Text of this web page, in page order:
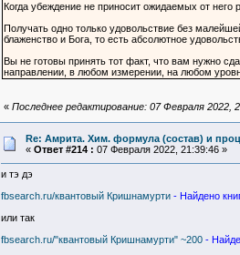
Когда убеждение не приносит ожидаемых от него
Получать одно только удовольствие без
блаженство и Бога, то есть абсолютное
Вы не готовы принять тот факт, что вам нужно
направлении, в любом измерении, на любом
« Последнее редактирование: 07 Февраля 2022,
Re: Амрита. Хим. формула (состав) и
« Ответ #214 : 07 Февраля 2022, 21:39:46 »
и тэ дэ
fbsearch.ru/квантовый Кришнамурти - Найдено
или так
fbsearch.ru/"квантовый Кришнамурти" ~200 -